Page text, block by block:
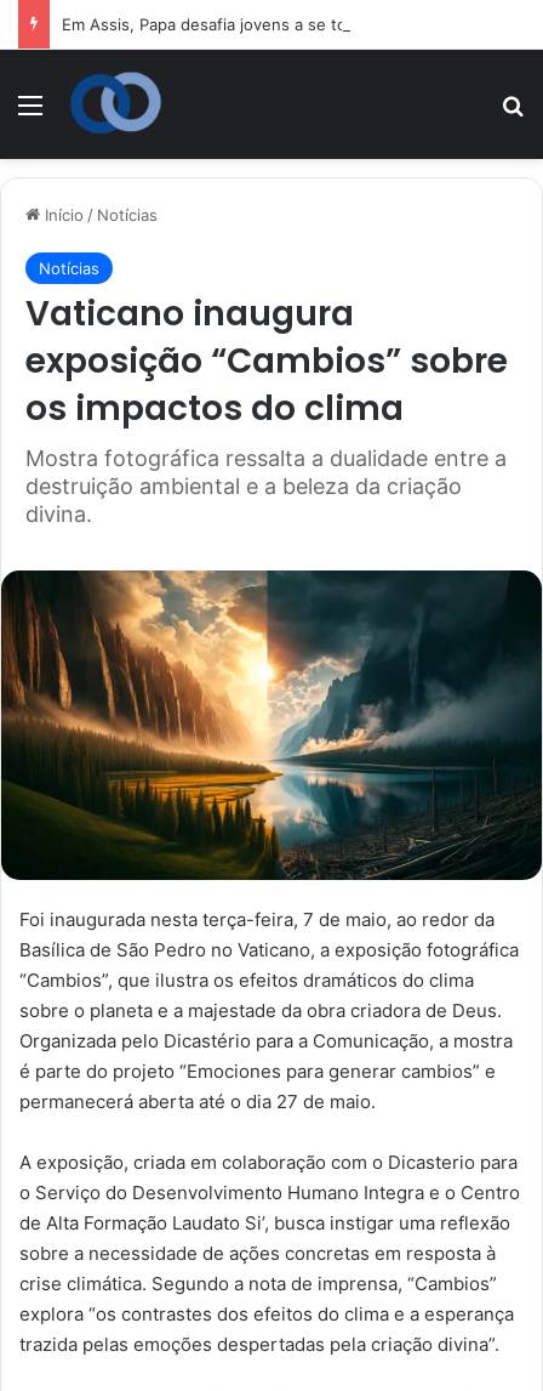
Menu
Início / Notícias
Notícias
Vaticano inaugura
exposição “Cambios” sobre
os impactos do clima
Mostra fotográfica ressalta a dualidade entre a
destruição ambiental e a beleza da criação
divina.
Foi inaugurada nesta terça-feira, 7 de maio, ao redor da
Basílica de São Pedro no Vaticano, a exposição fotográfica
“Cambios”, que ilustra os efeitos dramáticos do clima
sobre o planeta e a majestade da obra criadora de Deus.
Organizada pelo Dicastério para a Comunicação, a mostra
é parte do projeto “Emociones para generar cambios” e
permanecerá aberta até o dia 27 de maio.
A exposição, criada em colaboração com o Dicasterio para
o Serviço do Desenvolvimento Humano Integra e o Centro
de Alta Formação Laudato Si’, busca instigar uma reflexão
sobre a necessidade de ações concretas em resposta à
crise climática. Segundo a nota de imprensa, “Cambios”
explora “os contrastes dos efeitos do clima e a esperança
trazida pelas emoções despertadas pela criação divina”.